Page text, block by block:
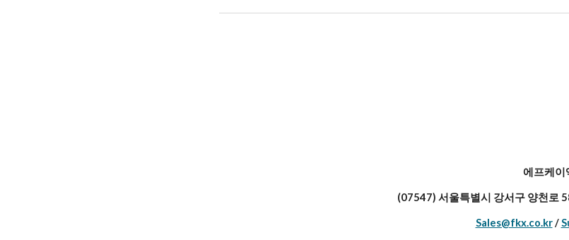
에프케이
(07547) 서울특별시 강서구 양천로
Sales@fkx.co.kr/